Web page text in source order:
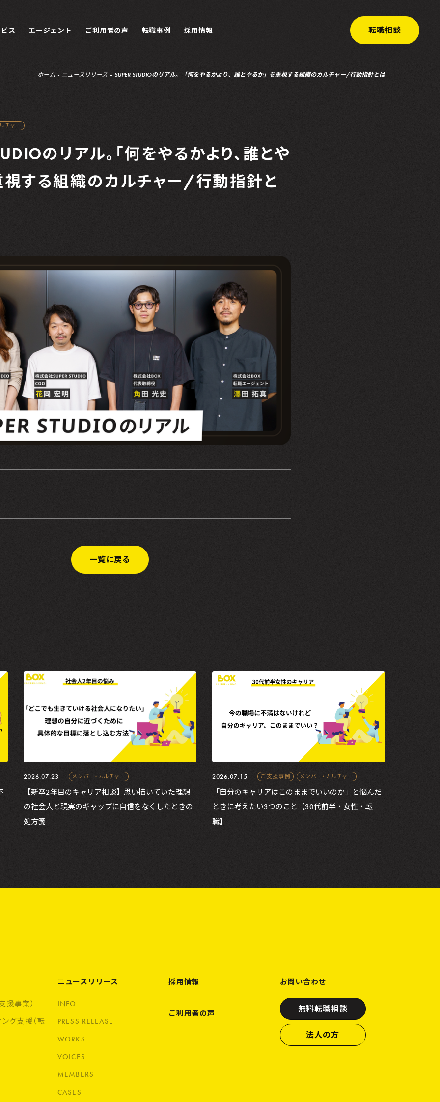
ス エージェント ご利用者の声 転職事例 採用情報 転職相談
ホーム ニュースリリース SUPER STUDIOのリアル。「何をやるかより、誰とやるか」を重視する組織のカルチャー/行動指針とは
チャー
のリアル。「何をやるかより、誰とや
視する組織のカルチャー/行動指針と
一覧に戻る
2026.07.23 メンバー・カルチャー
【新卒2年目のキャリア相談】思い描いていた理想
の社会人と現実のギャップに自信をなくしたときの
処方箋
2026.07.15 ご支援事例 メンバー・カルチャー
「自分のキャリアはこのままでいいのか」と悩んだ
ときに考えたい3つのこと【30代前半・女性・転
職】
援事業）
グ支援（転
ニュースリリース
INFO
PRESS RELEASE
WORKS
VOICES
MEMBERS
CASES
採用情報
ご利用者の声
お問い合わせ
無料転職相談
法人の方